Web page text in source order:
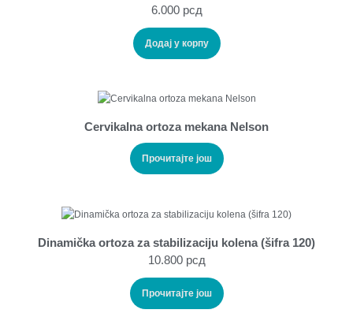
6.000 рсд
Додај у корпу
Cervikalna ortoza mekana Nelson
Прочитајте још
Dinamička ortoza za stabilizaciju kolena (šifra 120)
10.800 рсд
Прочитајте још